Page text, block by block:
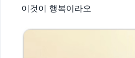
이것이 행복이라오